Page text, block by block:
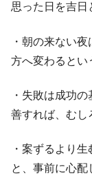
思った日を吉日
・朝の来ない
方へ変わるとい
・失敗は成功
善すれば、むし
・案ずるより
と、事前に心配